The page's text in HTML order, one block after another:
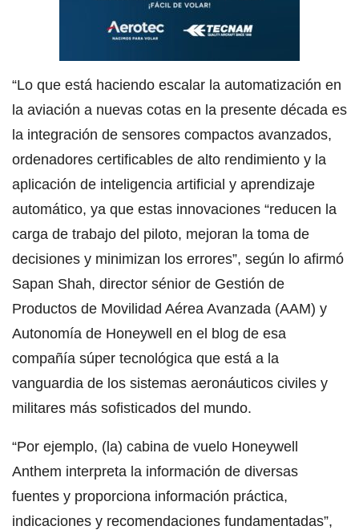
“Lo que está haciendo escalar la automatización en
la aviación a nuevas cotas en la presente década es
la integración de sensores compactos avanzados,
ordenadores certificables de alto rendimiento y la
aplicación de inteligencia artificial y aprendizaje
automático, ya que estas innovaciones “reducen la
carga de trabajo del piloto, mejoran la toma de
decisiones y minimizan los errores”, según lo afirmó
Sapan Shah, director sénior de Gestión de
Productos de Movilidad Aérea Avanzada (AAM) y
Autonomía de Honeywell en el blog de esa
compañía súper tecnológica que está a la
vanguardia de los sistemas aeronáuticos civiles y
militares más sofisticados del mundo.
“Por ejemplo, (la) cabina de vuelo Honeywell
Anthem interpreta la información de diversas
fuentes y proporciona información práctica,
indicaciones y recomendaciones fundamentadas”,